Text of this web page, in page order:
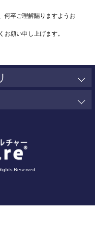
何卒ご理解賜りますようお
願い申し上げます。
Reserved.